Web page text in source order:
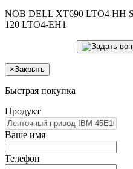
NOB DELL XT690 LTO4 HH
120 LTO4-EH1
×Закрыть
Быстрая покупка
Продукт
Ваше имя
Телефон